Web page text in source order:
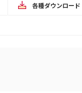
各種ダウンロード